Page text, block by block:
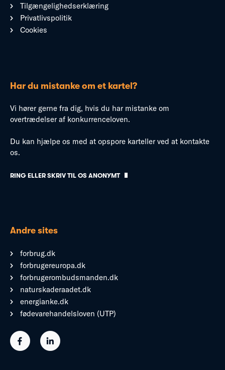
Tilgængelighedserklæring
Privatlivspolitik
Cookies
Har du mistanke om et kartel?
Vi hører gerne fra dig, hvis du har mistanke om
overtrædelser af konkurrenceloven.
Du kan hjælpe os med at opspore karteller ved at kontakte
os.
RING ELLER SKRIV TIL OS ANONYMT
Andre sites
forbrug.dk
forbrugereuropa.dk
forbrugerombudsmanden.dk
naturskaderaadet.dk
energianke.dk
fødevarehandelsloven (UTP)